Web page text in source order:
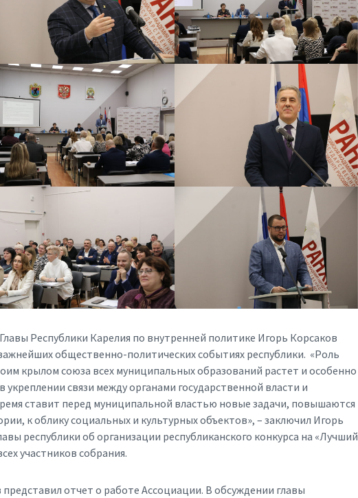
Республики Карелия по внутренней политике Игорь Корсаков
общественно-политических событиях республики. «Роль
крылом союза всех муниципальных образований растет и особенно
укреплении связи между органами государственной власти и
ставит перед муниципальной властью новые задачи, повышаются
к облику социальных и культурных объектов», – заключил Игорь
республики об организации республиканского конкурса на «Лучший
участников собрания.
отчет о работе Ассоциации. В обсуждении главы